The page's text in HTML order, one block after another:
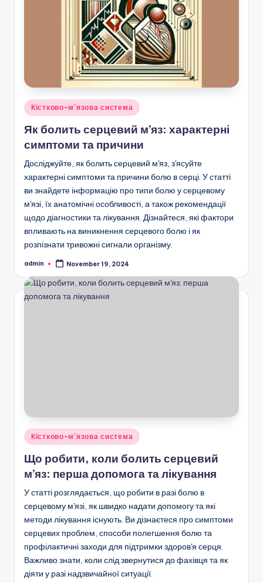
Posted
in
Кістково-м'язова система
Як болить серцевий м’яз: характерні
симптоми та причини
Досліджуйте, як болить серцевий м'яз, з'ясуйте
характерні симптоми та причини болю в серці. У статті
ви знайдете інформацію про типи болю у серцевому
м'язі, їх анатомічні особливості, а також рекомендації
щодо діагностики та лікування. Дізнайтеся, які фактори
впливають на виникнення серцевого болю і як
розпізнати тривожні сигнали організму.
Posted
admin November 19, 2024
Posted
in
Кістково-м'язова система
Що робити, коли болить серцевий
м’яз: перша допомога та лікування
У статті розглядається, що робити в разі болю в
серцевому м'язі, як швидко надати допомогу та які
методи лікування існують. Ви дізнаєтеся про симптоми
серцевих проблем, способи полегшення болю та
профілактичні заходи для підтримки здоров'я серця.
Важливо знати, коли слід звернутися до фахівця та як
діяти у разі надзвичайної ситуації.